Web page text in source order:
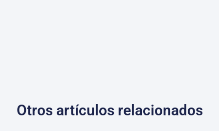
Otros artículos relacionados